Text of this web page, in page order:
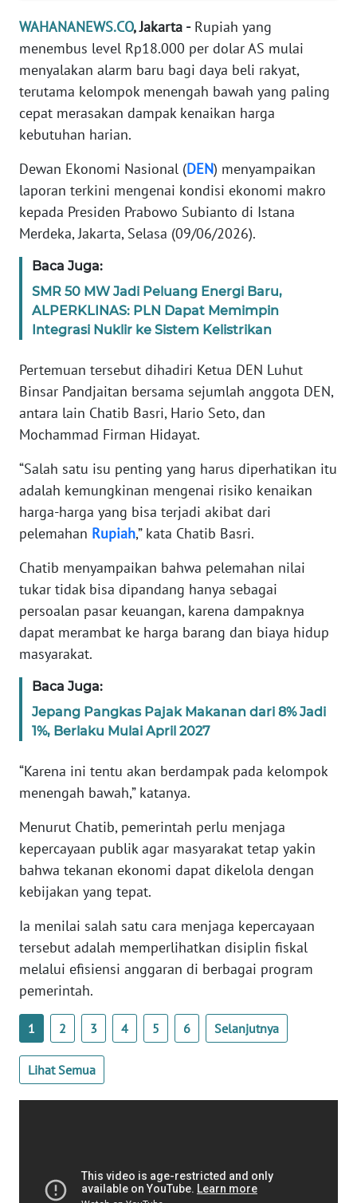
WAHANANEWS.CO, Jakarta -Rupiah yang
menembus level Rp18.000 per dolar AS mulai
menyalakan alarm baru bagi daya beli rakyat,
terutama kelompok menengah bawah yang paling
cepat merasakan dampak kenaikan harga
kebutuhan harian.
Dewan Ekonomi Nasional (DEN) menyampaikan
laporan terkini mengenai kondisi ekonomi makro
kepada Presiden Prabowo Subianto di Istana
Merdeka, Jakarta, Selasa (09/06/2026).
Baca Juga:
SMR 50 MW Jadi Peluang Energi Baru,
ALPERKLINAS: PLN Dapat Memimpin
Integrasi Nuklir ke Sistem Kelistrikan
Pertemuan tersebut dihadiri Ketua DEN Luhut
Binsar Pandjaitan bersama sejumlah anggota DEN,
antara lain Chatib Basri, Hario Seto, dan
Mochammad Firman Hidayat.
“Salah satu isu penting yang harus diperhatikan itu
adalah kemungkinan mengenai risiko kenaikan
harga-harga yang bisa terjadi akibat dari
pelemahan Rupiah,” kata Chatib Basri.
Chatib menyampaikan bahwa pelemahan nilai
tukar tidak bisa dipandang hanya sebagai
persoalan pasar keuangan, karena dampaknya
dapat merambat ke harga barang dan biaya hidup
masyarakat.
Baca Juga:
Jepang Pangkas Pajak Makanan dari 8% Jadi
1%, Berlaku Mulai April 2027
“Karena ini tentu akan berdampak pada kelompok
menengah bawah,” katanya.
Menurut Chatib, pemerintah perlu menjaga
kepercayaan publik agar masyarakat tetap yakin
bahwa tekanan ekonomi dapat dikelola dengan
kebijakan yang tepat.
Ia menilai salah satu cara menjaga kepercayaan
tersebut adalah memperlihatkan disiplin fiskal
melalui efisiensi anggaran di berbagai program
pemerintah.
1 2 3 4 5 6 Selanjutnya
Lihat Semua
BERITA
KONTAK
KAMI
IKLAN
TENTANG
KAMI
MEDIA
SIBER
KARIR
DISCLAIMER
Wahana
News
Regional
SUMUT
WN
JAKARTA
JABAR
WN
WN
KEPRI
WN
PAPUA
WN
BARAT
WN
RIAU
WN